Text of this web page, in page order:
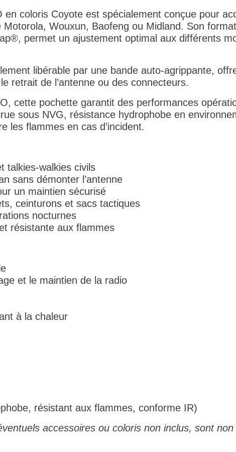
coloris Coyote est spécialement conçue pour
Wouxun, Baofeng ou Midland. Son
permet un ajustement optimal aux différents
libérable par une bande auto-agrippante,
retrait de l’antenne ou des connecteurs.
cette pochette garantit des performances
sous NVG, résistance hydrophobe en
les flammes en cas d’incident.
talkies-walkies civils
sans démonter l’antenne
un maintien sécurisé
ceinturons et sacs tactiques
nocturnes
résistante aux flammes
et le maintien de la radio
à la chaleur
résistant aux flammes, conforme IR)
accessoires ou coloris non inclus, sont